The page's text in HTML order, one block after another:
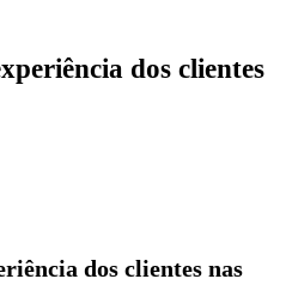
dos clientes
dos clientes nas